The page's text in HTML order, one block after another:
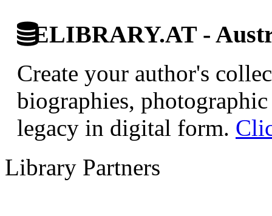
ELIBRARY.AT -
Create your author's
biographies,
legacy in digital form.
Library Partners